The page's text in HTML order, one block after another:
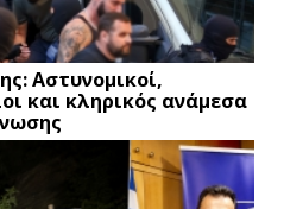
Αστυνομικοί,
και κληρικός ανάμεσα